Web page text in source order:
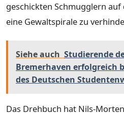
geschickten Schmugglern
eine Gewaltspirale zu
Siehe auch Studierende
Bremerhaven erfolgreich
des Deutschen
Das Drehbuch hat Nils-